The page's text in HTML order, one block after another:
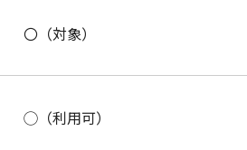
〇（対象）
◯（利用可）